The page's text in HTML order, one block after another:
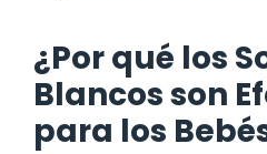
¿Por qué los
Blancos son
para los